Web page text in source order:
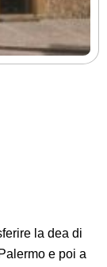
la dea di
e poi a